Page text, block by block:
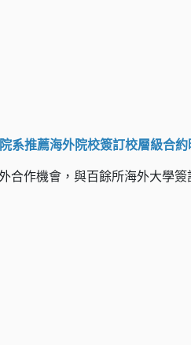
系推薦海外院校簽訂校層級合
合作機會，與百餘所海外大學